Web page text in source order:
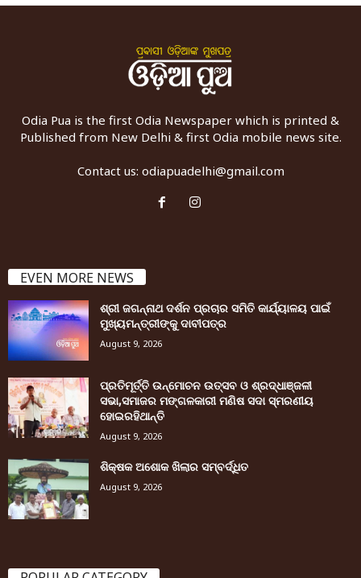
Odia Pua is the first Odia Newspaper which is printed &
Published from New Delhi & first Odia mobile news site.
Contact us: odiapuadelhi@gmail.com
EVEN MORE NEWS
ଶ୍ରୀ ଜଗନ୍ନାଥ ଦର୍ଶନ ପ୍ରଚାର ସମିତି କାର୍ଯ୍ୟାଳୟ ପାଇଁ
ମୁଖ୍ୟମନ୍ତ୍ରୀଙ୍କୁ ଦାବୀପତ୍ର
August 9, 2026
ପ୍ରତିମୂର୍ତ୍ତି ଉନ୍ମୋଚନ ଉତ୍ସବ ଓ ଶ୍ରଦ୍ଧାଞ୍ଜଳୀ
ସଭା,ସମାଜର ମଙ୍ଗଳକାରୀ ମଣିଷ ସଦା ସ୍ମରଣୀୟ
ହୋଇରହିଥାନ୍ତି
August 9, 2026
ଶିକ୍ଷକ ଅଶୋକ ଖିଲାର ସମ୍ବର୍ଦ୍ଧିତ
August 9, 2026